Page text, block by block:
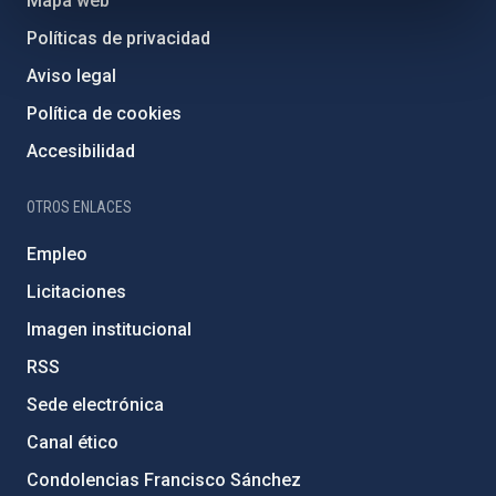
Políticas de privacidad
Aviso legal
Política de cookies
Accesibilidad
OTROS ENLACES
Empleo
Licitaciones
Imagen institucional
RSS
Sede electrónica
Canal ético
Condolencias Francisco Sánchez